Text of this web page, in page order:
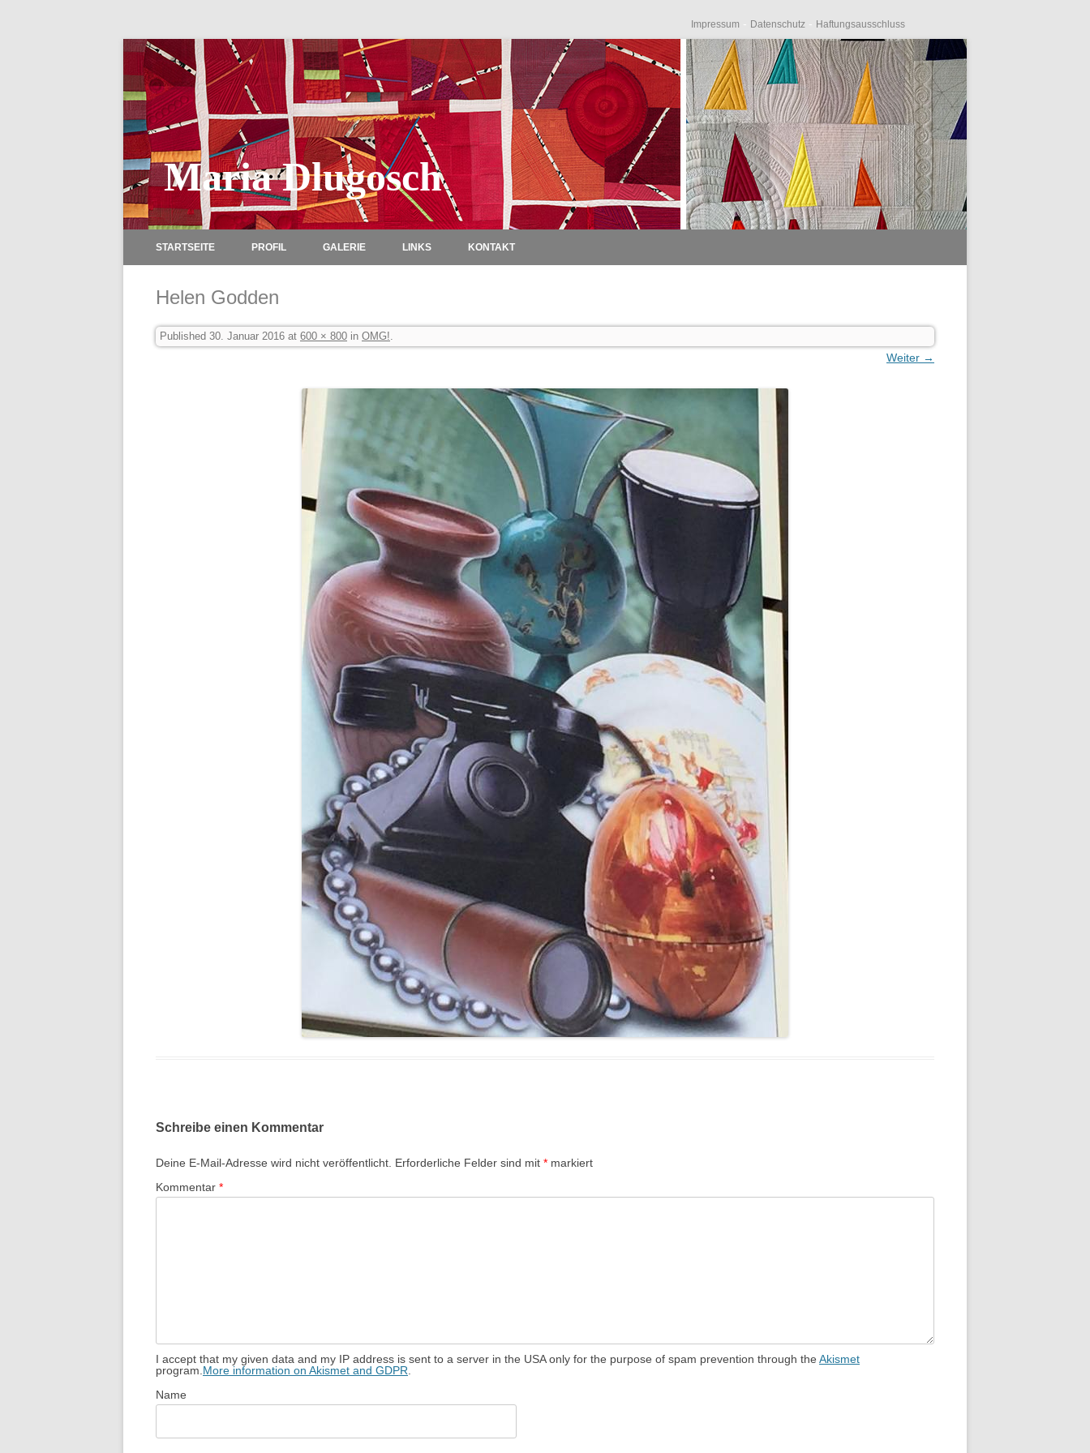
Impressum - Datenschutz - Haftungsausschluss
Maria Dlugosch
STARTSEITE PROFIL GALERIE LINKS KONTAKT
Helen Godden
Published 30. Januar 2016 at 600 × 800 in OMG!.
Weiter →
Schreibe einen Kommentar
Deine E-Mail-Adresse wird nicht veröffentlicht. Erforderliche Felder sind mit * markiert
Kommentar *
I accept that my given data and my IP address is sent to a server in the USA only for the purpose of spam prevention through the Akismet
program. More information on Akismet and GDPR
Name